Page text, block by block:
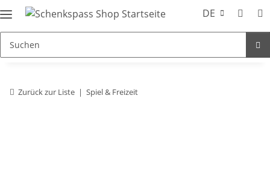
DE
Zurück zur Liste Spiel & Freizeit